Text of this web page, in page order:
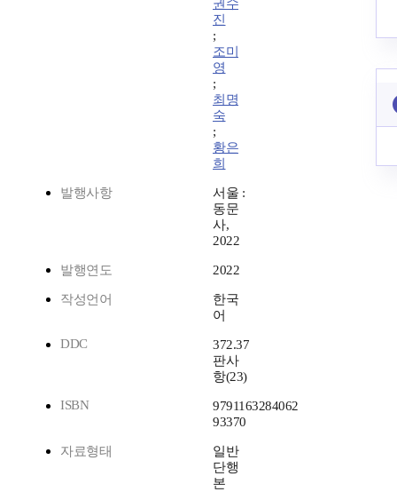
권수
진
;
조미
영
;
최명
숙
;
황은
희
발행사항
서울 :
동문
사,
2022
발행연도 2022
작성언어
한국
어
DDC
372.37
판사
항(23)
ISBN
9791163284062
93370
자료형태
일반
단행
본